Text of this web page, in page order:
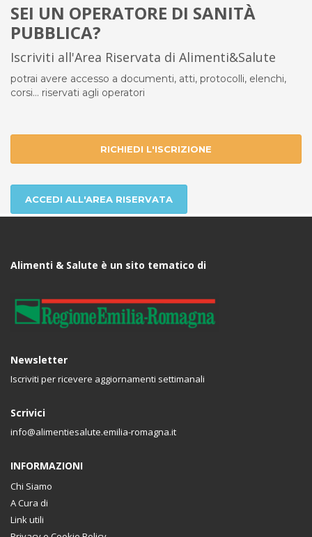
SEI UN OPERATORE DI SANITÀ
PUBBLICA?
Iscriviti all'Area Riservata di Alimenti&Salute
potrai avere accesso a documenti, atti, protocolli, elenchi,
corsi... riservati agli operatori
RICHIEDI L'ISCRIZIONE
ACCEDI ALL'AREA RISERVATA
Alimenti & Salute è un sito tematico di
Newsletter
Iscriviti per ricevere aggiornamenti settimanali
Scrivici
info@alimentiesalute.emilia-romagna.it
INFORMAZIONI
Chi Siamo
A Cura di
Link utili